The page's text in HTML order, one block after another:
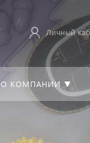
Личный
О КОМПАНИИ ▼